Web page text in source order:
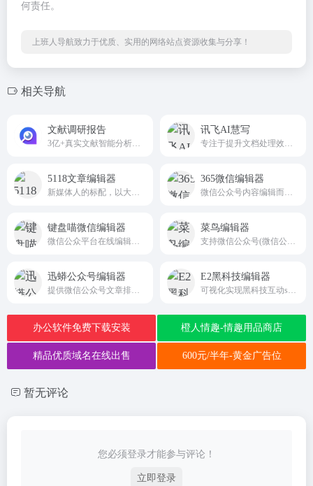
何责任。
上班人导航致力于优质、实用的网络站点资源收集与分享！
相关导航
文献调研报告 讯飞AI慧写
5118文章编辑器 365微信编辑器
键盘喵微信编辑器 菜鸟编辑器
迅蟒公众号编辑器 E2黑科技编辑器
办公软件免费下载安装 橙人情趣-情趣用品商店
精品优质域名在线出售 600元/半年-黄金广告位
暂无评论
您必须登录才能参与评论！
立即登录